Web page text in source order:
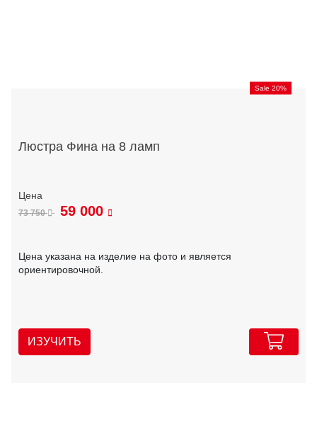
Sale 20%
Люстра Фина на 8 ламп
73 750 59 000
Цена указана на изделие на фото и является
ориентировочной.
ИЗУЧИТЬ